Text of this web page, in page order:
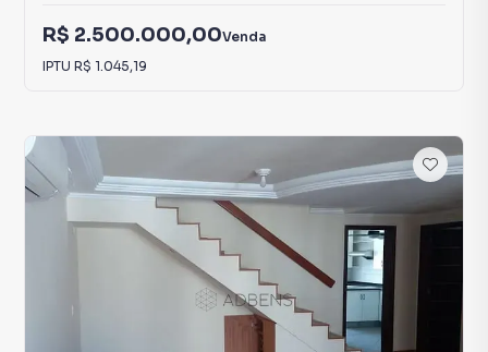
R$ 2.500.000,00Venda
IPTU R$ 1.045,19